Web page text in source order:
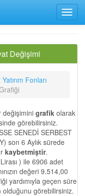
Değişimi
Fonları
değişimini grafik olarak
görebilirsiniz.
SENEDİ SERBEST
son 6 Aylık sürede
kaybetmiştir.
) ile 6906 adet
değeri 9.514,00
yardımıyla geçen süre
olduğunu görebilirsiniz.